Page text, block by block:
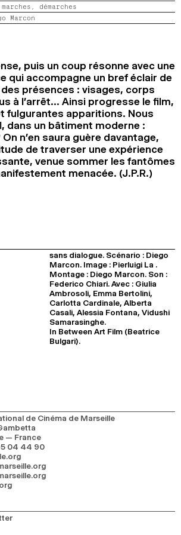
2020
marches, démarches
Marcon
puis un coup résonne avec une
qui accompagne un bref éclair de
présences : visages, corps
à l’arrêt… Ainsi progresse le film,
fulgurantes apparitions. Nous
dans un bâtiment moderne :
n’en saura guère davantage,
de traverser une expérience
venue sommer les fantômes
menacée. (J.P.R.)
sans dialogue. Scénario : Diego
Marcon. Image : Pierluigi La .
Montage : Diego Marcon. Son :
Federico Chiari. Avec : Giulia
Ambrosoli, Emma Bertolini,
Carlotta Cardinale, Alberta
Casali, Alessia Fontana, Vidushi
Samarasinghe.
In Between Art Film (Beatrice
Bulgari).
de Cinéma de Marseille
— France
04 44 90